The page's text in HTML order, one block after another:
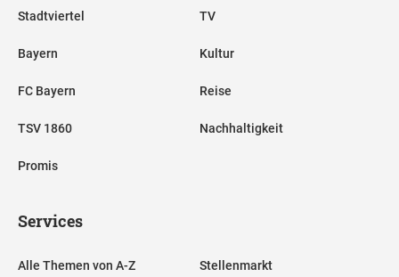
Stadtviertel
Bayern
FC Bayern
TSV 1860
Promis
TV
Kultur
Reise
Nachhaltigkeit
Services
Alle Themen von A-Z Stellenmarkt